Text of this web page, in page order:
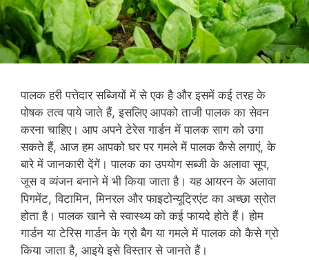
पालक हरी पत्तेदार सब्जियों में से एक है और इसमें कई तरह के
पोषक तत्व पाये जाते हैं, इसलिए आपको ताजी पालक का सेवन
करना चाहिए। आप अपने टेरेस गार्डन में पालक साग को उगा
सकते हैं, आज हम आपको घर पर गमले में पालक कैसे लगाएं, के
बारे में जानकारी देंगें। पालक का उपयोग सब्जी के अलावा सूप,
जूस व व्यंजन बनाने में भी किया जाता है। यह आयरन के अलावा
पिगमेंट, विटामिन, मिनरल और फाइटोन्यूट्रिएंट का अच्छा स्रोत
होता है। पालक खाने से स्वास्थ्य को कई फायदे होते हैं। होम
गार्डन या टेरिस गार्डन के ग्रो बैग या गमले में पालक को कैसे ग्रो
किया जाता है, आइये इसे विस्तार से जानते हैं।